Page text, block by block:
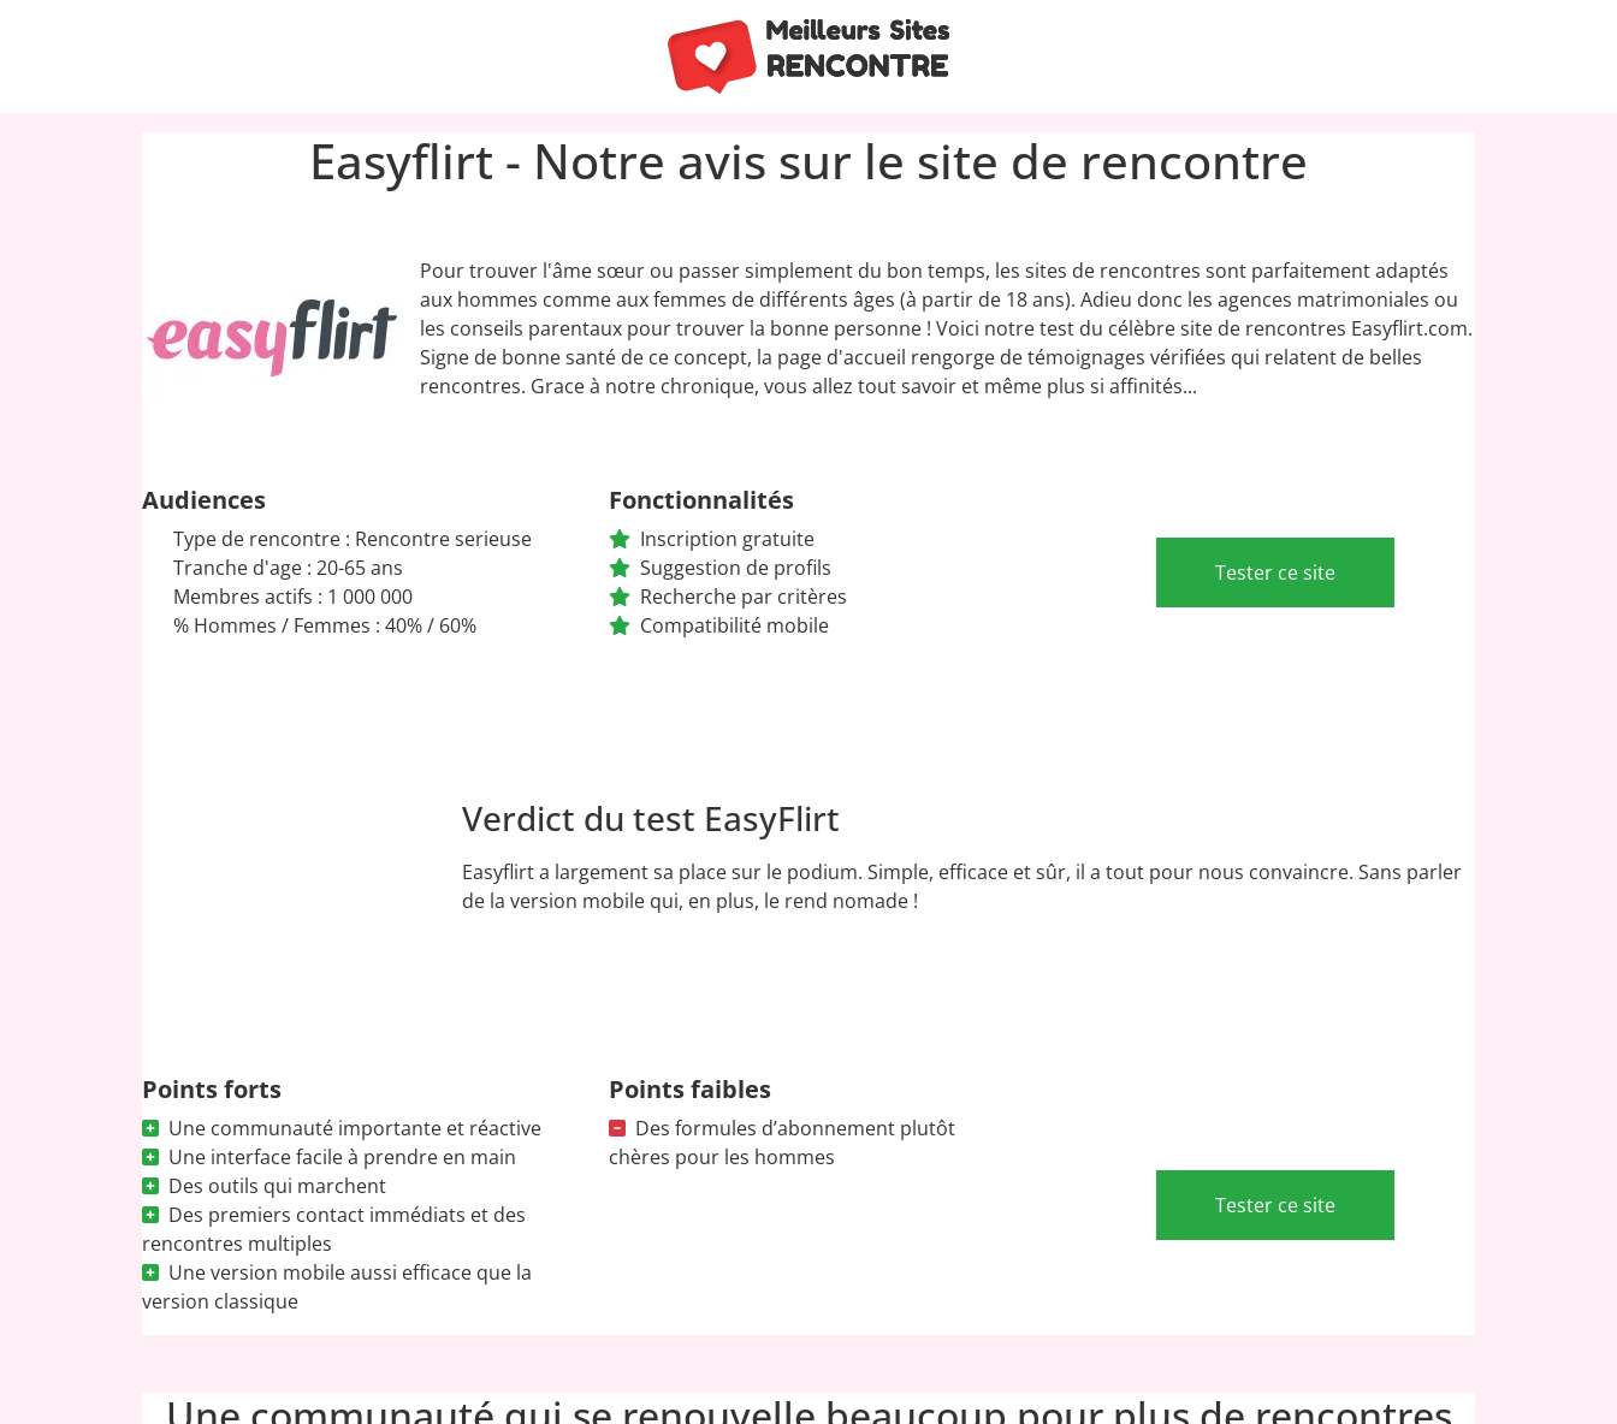
Easyflirt - Notre avis sur le site de rencontre
Pour trouver l'âme sœur ou passer simplement du bon temps, les sites de rencontres sont parfaitement adaptés
aux hommes comme aux femmes de différents âges (à partir de 18 ans). Adieu donc les agences matrimoniales ou
les conseils parentaux pour trouver la bonne personne ! Voici notre test du célèbre site de rencontres Easyflirt.com.
Signe de bonne santé de ce concept, la page d'accueil rengorge de témoignages vérifiées qui relatent de belles
rencontres. Grace à notre chronique, vous allez tout savoir et même plus si affinités...
Audiences
Type de rencontre : Rencontre serieuse
Tranche d'age : 20-65 ans
Membres actifs : 1 000 000
% Hommes / Femmes : 40% / 60%
Fonctionnalités
Inscription gratuite
Suggestion de profils
Recherche par critères
Compatibilité mobile
Tester ce site
Verdict du test EasyFlirt
Easyflirt a largement sa place sur le podium. Simple, efficace et sûr, il a tout pour nous convaincre. Sans parler
de la version mobile qui, en plus, le rend nomade !
Points forts
Une communauté importante et réactive
Une interface facile à prendre en main
Des outils qui marchent
Des premiers contact immédiats et des
rencontres multiples
Une version mobile aussi efficace que la
version classique
Points faibles
Des formules d’abonnement plutôt
chères pour les hommes
Tester ce site